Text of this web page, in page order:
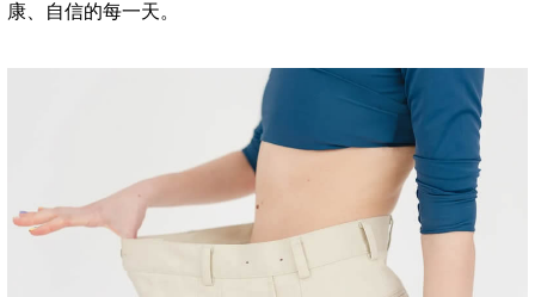
康、自信的每一天。